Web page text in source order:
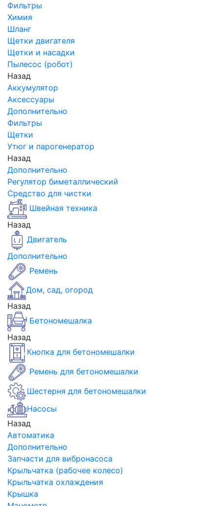
Фильтры
Химия
Шланг
Щетки двигателя
Щетки и насадки
Пылесос (робот)
Назад
Аккумулятор
Аксессуары
Дополнительно
Фильтры
Щетки
Утюг и парогенератор
Назад
Дополнительно
Регулятор биметаллический
Средство для чистки
Швейная техника
Назад
Двигатель
Дополнительно
Ремень
Дом, сад, огород
Назад
Бетономешалка
Назад
Кнопка для бетономешалки
Ремень для бетономешалки
Шестерня для бетономешалки
Насосы
Назад
Автоматика
Дополнительно
Запчасти для вибронасоса
Крыльчатка (рабочее колесо)
Крыльчатка охлаждения
Крышка